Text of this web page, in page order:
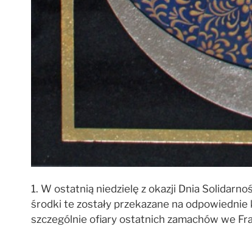
1. W ostatnią niedzielę z okazji Dnia
środki te zostały przekazane na
szczególnie ofiary ostatnich zamachów we